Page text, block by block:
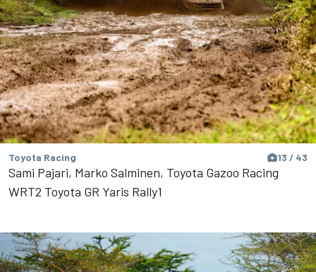
Toyota Racing 13 / 43
Sami Pajari, Marko Salminen, Toyota Gazoo Racing
WRT2 Toyota GR Yaris Rally1